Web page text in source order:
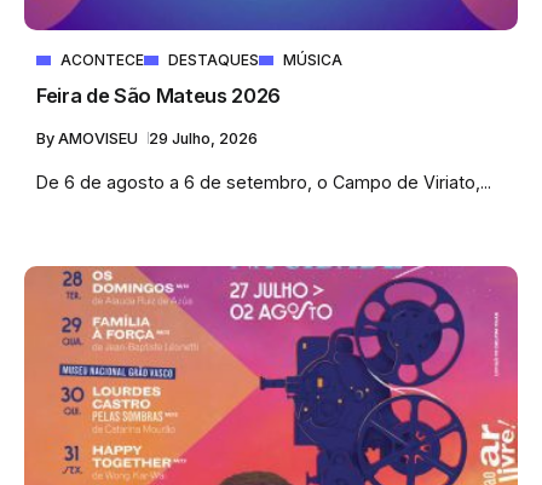
ACONTECE DESTAQUES MÚSICA
Feira de São Mateus 2026
By AMOVISEU 29 Julho, 2026
De 6 de agosto a 6 de setembro, o Campo de Viriato,...